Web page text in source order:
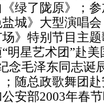
绿了陇原》；
城》大型演唱会
》特别节目主
“明星艺术团”赴
念毛泽东同志诞
随总政歌舞团
安部2003年春